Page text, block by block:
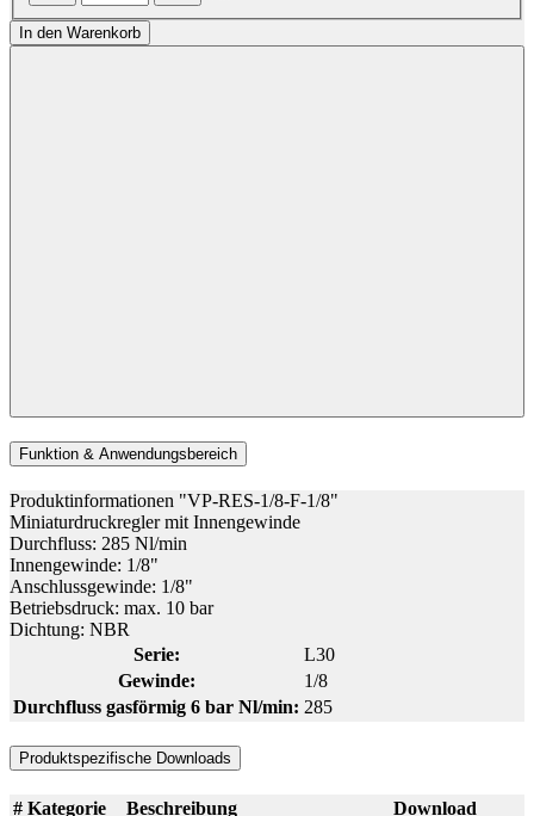
In den Warenkorb
Funktion & Anwendungsbereich
Produktinformationen "VP-RES-1/8-F-1/8"
Miniaturdruckregler mit Innengewinde
Durchfluss: 285 Nl/min
Innengewinde: 1/8"
Anschlussgewinde: 1/8"
Betriebsdruck: max. 10 bar
Dichtung: NBR
Serie:
L30
Gewinde:
1/8
Durchfluss gasförmig 6 bar Nl/min: 285
Produktspezifische Downloads
# Kategorie Beschreibung Download